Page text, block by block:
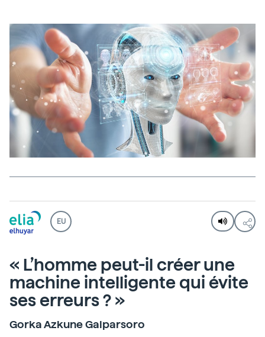
EU
« L’homme peut-il créer une
machine intelligente qui évite
ses erreurs ? »
Gorka Azkune Galparsoro